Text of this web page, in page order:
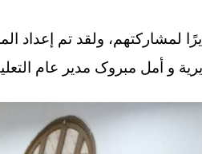
لمشاركتهم، ولقد تم
و أمل مبروک مدير عام